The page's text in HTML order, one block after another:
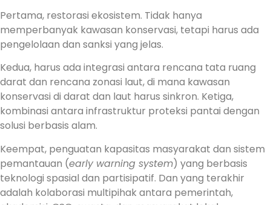
Pertama, restorasi ekosistem. Tidak hanya
memperbanyak kawasan konservasi, tetapi harus ada
pengelolaan dan sanksi yang jelas.
Kedua, harus ada integrasi antara rencana tata ruang
darat dan rencana zonasi laut, di mana kawasan
konservasi di darat dan laut harus sinkron. Ketiga,
kombinasi antara infrastruktur proteksi pantai dengan
solusi berbasis alam.
Keempat, penguatan kapasitas masyarakat dan sistem
pemantauan (early warning system) yang berbasis
teknologi spasial dan partisipatif. Dan yang terakhir
adalah kolaborasi multipihak antara pemerintah,